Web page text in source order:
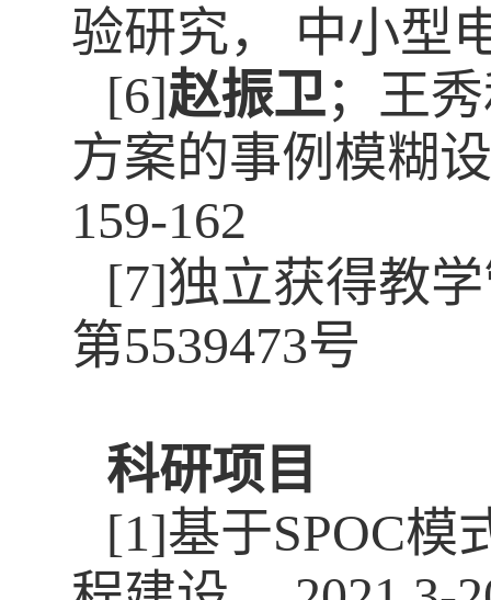
验研究， 中小型
[6]赵振卫；王
方案的事例模糊
159-162
[7]独立获得教
第5539473号
科研项目
[1]基于SPOC模